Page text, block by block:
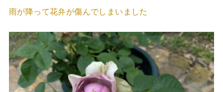
雨が降って花弁が傷んでしまいました